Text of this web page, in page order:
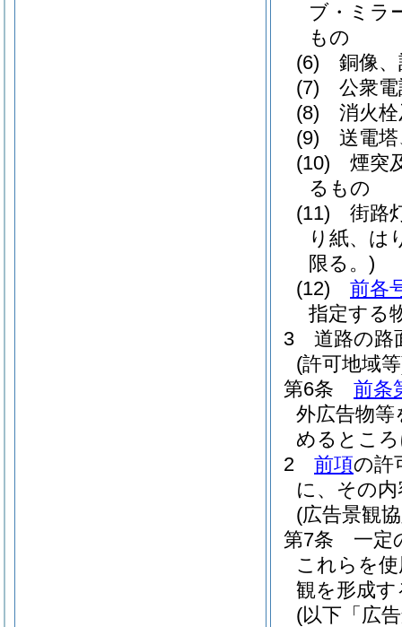
ブ・ミラ
もの
(6)
銅像
(7)
公衆
(8)
消火
(9)
送電
(10)
煙突
るもの
(11)
街路
り紙、は
限る。)
(12)
前各
指定する
3
道路の路
(許可地域
第6条
前条
外広告物
めるとこ
2
前項の許
に、その
(広告景観
第7条
一定
これらを
観を形成
(以下「広